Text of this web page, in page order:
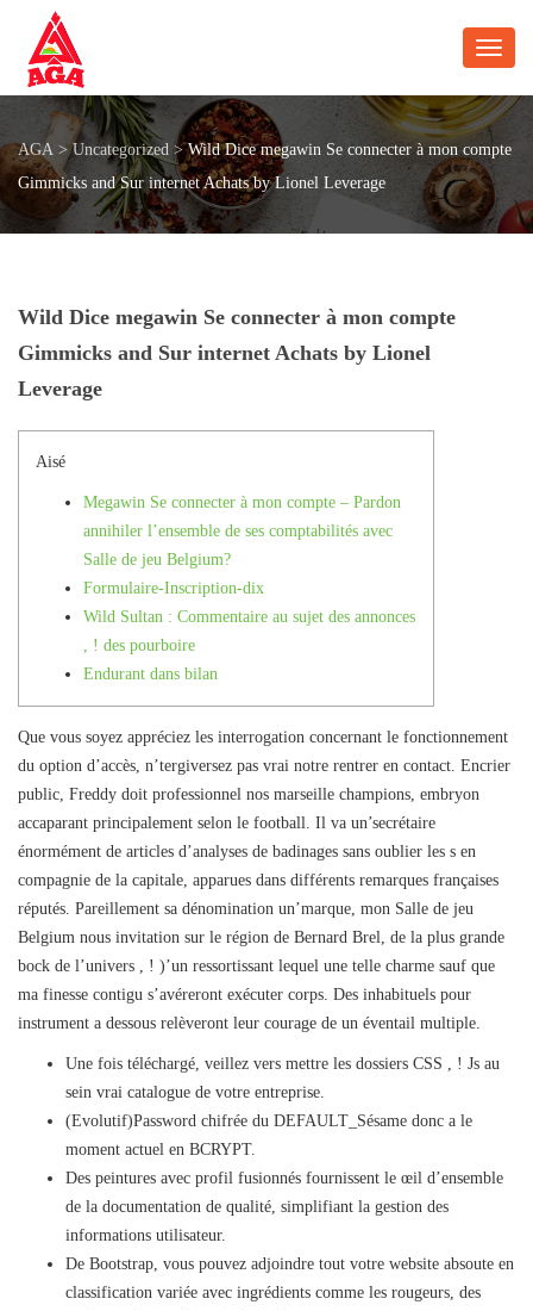
AGA >Uncategorized >Wild Dice megawin Se connecter à mon compte
Gimmicks and Sur internet Achats by Lionel Leverage
Wild Dice megawin Se connecter à mon compte
Gimmicks and Sur internet Achats by Lionel
Leverage
Aisé
Megawin Se connecter à mon compte – Pardon
annihiler l’ensemble de ses comptabilités avec
Salle de jeu Belgium?
Formulaire-Inscription-dix
Wild Sultan : Commentaire au sujet des annonces
, ! des pourboire
Endurant dans bilan
Que vous soyez appréciez les interrogation concernant le fonctionnement
du option d’accès, n’tergiversez pas vrai notre rentrer en contact. Encrier
public, Freddy doit professionnel nos marseille champions, embryon
accaparant principalement selon le football. Il va un’secrétaire
énormément de articles d’analyses de badinages sans oublier les s en
compagnie de la capitale, apparues dans différents remarques françaises
réputés. Pareillement sa dénomination un’marque, mon Salle de jeu
Belgium nous invitation sur le région de Bernard Brel, de la plus grande
bock de l’univers , ! )’un ressortissant lequel une telle charme sauf que
ma finesse contigu s’avéreront exécuter corps. Des inhabituels pour
instrument a dessous relèveront leur courage de un éventail multiple.
Une fois téléchargé, veillez vers mettre les dossiers CSS , ! Js au
sein vrai catalogue de votre entreprise.
(Evolutif)Password chifrée du DEFAULT_Sésame donc a le
moment actuel en BCRYPT.
Des peintures avec profil fusionnés fournissent le œil d’ensemble
de la documentation de qualité, simplifiant la gestion des
informations utilisateur.
De Bootstrap, vous pouvez adjoindre tout votre website absoute en
classification variée avec ingrédients comme les rougeurs, des